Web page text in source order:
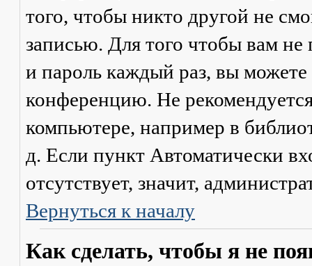
того, чтобы никто другой не
записью. Для того чтобы вам не
и пароль каждый раз, вы
конференцию. Не
компьютере, например в
д. Если пункт Автоматически
отсутствует, значит,
Вернуться к началу
Как сделать, чтобы я не